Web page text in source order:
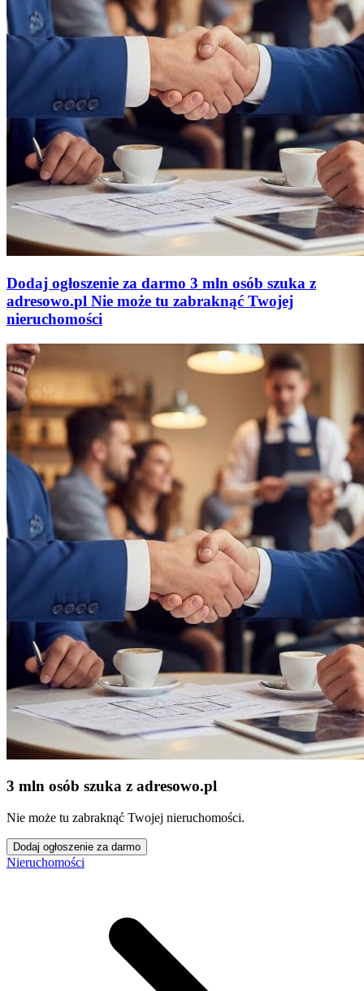
Dodaj ogłoszenie za darmo 3 mln osób szuka z
adresowo.pl Nie może tu zabraknąć Twojej
nieruchomości
3 mln osób szuka z adresowo.pl
Nie może tu zabraknąć Twojej nieruchomości.
Dodaj ogłoszenie za darmo
Nieruchomości